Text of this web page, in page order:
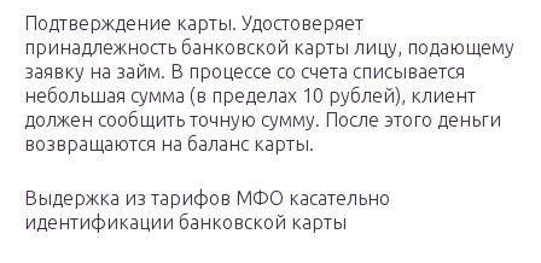
Подтверждение карты. Удостоверяет
принадлежность банковской карты лицу, подающему
заявку на займ. В процессе со счета списывается
небольшая сумма (в пределах 10 рублей), клиент
должен сообщить точную сумму. После этого деньги
возвращаются на баланс карты.
Выдержка из тарифов МФО касательно
идентификации банковской карты